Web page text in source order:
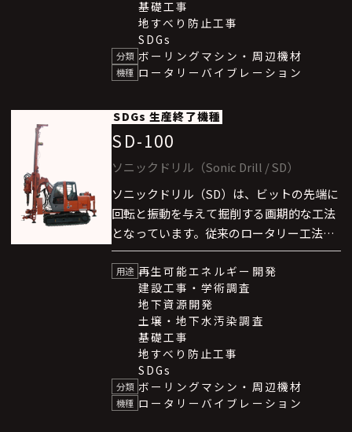
ソニックドリル（SD）は、”東京スカイツ
リー”地区での熱供給（地域冷暖房）事業
においても、その卓越した能力を発揮して
います。
基礎工事
地すべり防止工事
SDGs
分類 ボーリングマシン・周辺機材
機種 ロータリーバイブレーション
SDGs 生産終了機種
SD-100
ソニックドリル（Sonic Drill / SD）
ソニックドリル（SD）は、ビットの先端に
回転と振動を与えて掘削する画期的な工法
となっています。従来のロータリー工法、
エアハンマー方式、ロータリーパーカッ
ション工法に比べて格段に高速な掘削を可
能としました。なお、本技術はカナダ
SONIC DRILL社と技術提携しています。
ソニックドリル（SD）は、”東京スカイツ
リー”地区での熱供給（地域冷暖房）事業
においても、その卓越した能力を発揮して
います。
用途 再生可能エネルギー開発
建設工事・学術調査
地下資源開発
土壌・地下水汚染調査
基礎工事
地すべり防止工事
SDGs
分類 ボーリングマシン・周辺機材
機種 ロータリーバイブレーション